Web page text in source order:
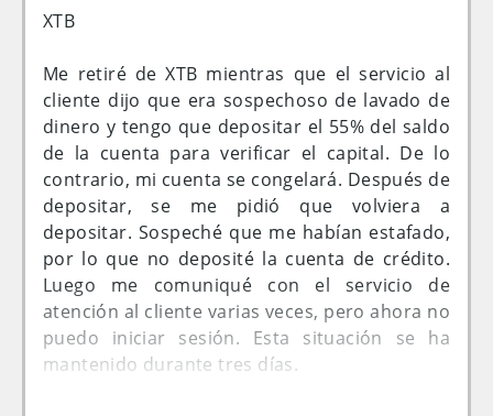
XTB
Me retiré de XTB mientras que el servicio al
cliente dijo que era sospechoso de lavado de
dinero y tengo que depositar el 55% del saldo
de la cuenta para verificar el capital. De lo
contrario, mi cuenta se congelará. Después de
depositar, se me pidió que volviera a
depositar. Sospeché que me habían estafado,
por lo que no deposité la cuenta de crédito.
Luego me comuniqué con el servicio de
atención al cliente varias veces, pero ahora no
puedo iniciar sesión. Esta situación se ha
mantenido durante tres días.